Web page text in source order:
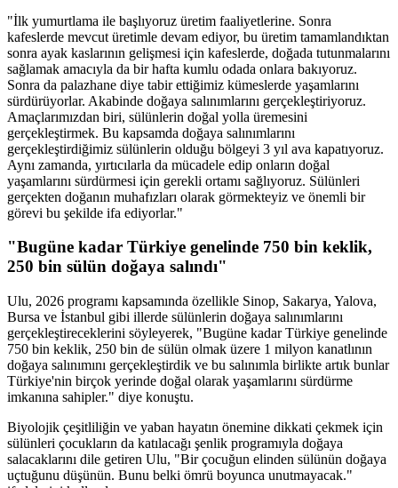
"İlk yumurtlama ile başlıyoruz üretim faaliyetlerine. Sonra
kafeslerde mevcut üretimle devam ediyor, bu üretim tamamlandıktan
sonra ayak kaslarının gelişmesi için kafeslerde, doğada tutunmalarını
sağlamak amacıyla da bir hafta kumlu odada onlara bakıyoruz.
Sonra da palazhane diye tabir ettiğimiz kümeslerde yaşamlarını
sürdürüyorlar. Akabinde doğaya salınımlarını gerçekleştiriyoruz.
Amaçlarımızdan biri, sülünlerin doğal yolla üremesini
gerçekleştirmek. Bu kapsamda doğaya salınımlarını
gerçekleştirdiğimiz sülünlerin olduğu bölgeyi 3 yıl ava kapatıyoruz.
Aynı zamanda, yırtıcılarla da mücadele edip onların doğal
yaşamlarını sürdürmesi için gerekli ortamı sağlıyoruz. Sülünleri
gerçekten doğanın muhafızları olarak görmekteyiz ve önemli bir
görevi bu şekilde ifa ediyorlar."
"Bugüne kadar Türkiye genelinde 750 bin keklik,
250 bin sülün doğaya salındı"
Ulu, 2026 programı kapsamında özellikle Sinop, Sakarya, Yalova,
Bursa ve İstanbul gibi illerde sülünlerin doğaya salınımlarını
gerçekleştireceklerini söyleyerek, "Bugüne kadar Türkiye genelinde
750 bin keklik, 250 bin de sülün olmak üzere 1 milyon kanatlının
doğaya salınımını gerçekleştirdik ve bu salınımla birlikte artık bunlar
Türkiye'nin birçok yerinde doğal olarak yaşamlarını sürdürme
imkanına sahipler." diye konuştu.
Biyolojik çeşitliliğin ve yaban hayatın önemine dikkati çekmek için
sülünleri çocukların da katılacağı şenlik programıyla doğaya
salacaklarını dile getiren Ulu, "Bir çocuğun elinden sülünün doğaya
uçtuğunu düşünün. Bunu belki ömrü boyunca unutmayacak."